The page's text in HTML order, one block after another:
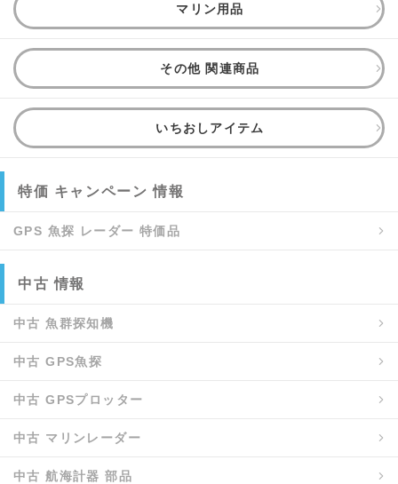
マリン用品
その他 関連商品
いちおしアイテム
特価 キャンペーン 情報
GPS 魚探 レーダー 特価品
中古 情報
中古 魚群探知機
中古 GPS魚探
中古 GPSプロッター
中古 マリンレーダー
中古 航海計器 部品